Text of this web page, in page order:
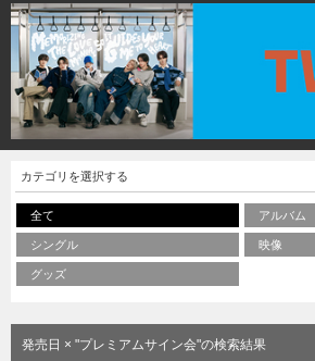
カテゴリを選択する
全て アルバム
シングル 映像
グッズ
発売日 × "プレミアムサイン会"の検索結果